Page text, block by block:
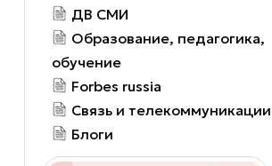
ДВ СМИ
Образование, педагогика,
обучение
Forbes russia
Связь и телекоммуникации
Блоги